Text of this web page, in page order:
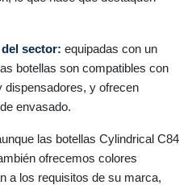
sector: equipadas con un
botellas son compatibles con
dispensadores, y ofrecen
envasado.
las botellas Cylindrical C84
ofrecemos colores
a los requisitos de su marca,